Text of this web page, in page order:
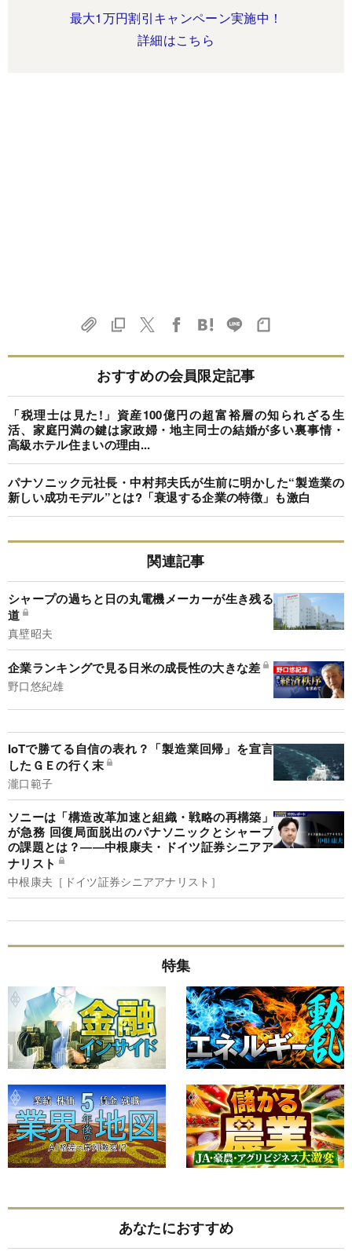
最大1万円割引キャンペーン実施中！
詳細はこちら
おすすめの会員限定記事
「税理士は見た!」資産100億円の超富裕層の知られざる生
活、家庭円満の鍵は家政婦・地主同士の結婚が多い裏事情・
高級ホテル住まいの理由...
パナソニック元社長・中村邦夫氏が生前に明かした“製造業の
新しい成功モデル”とは?「衰退する企業の特徴」も激白
関連記事
シャープの過ちと日の丸電機メーカーが生き残る
道
真壁昭夫
企業ランキングで見る日米の成長性の大きな差
野口悠紀雄
IoTで勝てる自信の表れ？「製造業回帰」を宣言
したＧＥの行く末
瀧口範子
ソニーは「構造改革加速と組織・戦略の再構築」
が急務 回復局面脱出のパナソニックとシャープ
の課題とは？――中根康夫・ドイツ証券シニアア
ナリスト
中根康夫［ドイツ証券シニアアナリスト］
特集
あなたにおすすめ